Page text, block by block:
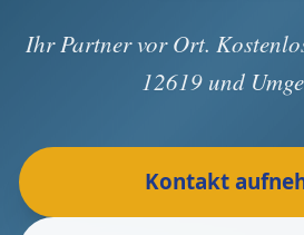
Ihr Partner vor Ort.
12619 und
Kontakt